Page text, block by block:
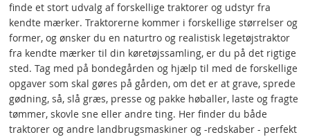
finde et stort udvalg af forskellige traktorer og udstyr fra
kendte mærker. Traktorerne kommer i forskellige størrelser og
former, og ønsker du en naturtro og realistisk legetøjstraktor
fra kendte mærker til din køretøjssamling, er du på det rigtige
sted. Tag med på bondegården og hjælp til med de forskellige
opgaver som skal gøres på gården, om det er at grave, sprede
gødning, så, slå græs, presse og pakke høballer, laste og fragte
tømmer, skovle sne eller andre ting. Her finder du både
traktorer og andre landbrugsmaskiner og -redskaber - perfekt